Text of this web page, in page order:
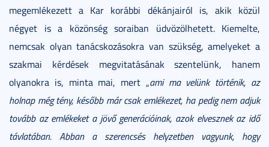
megemlékezett a Kar korábbi dékánjairól is, akik közül
négyet is a közönség soraiban üdvözölhetett. Kiemelte,
nemcsak olyan tanácskozásokra van szükség, amelyeket a
szakmai kérdések megvitatásának szentelünk, hanem
olyanokra is, minta mai, mert „ami ma velünk történik, az
holnap még tény, később már csak emlékezet, ha pedig nem adjuk
tovább az emlékeket a jövő generációinak, azok elvesznek az idő
távlatában. Abban a szerencsés helyzetben vagyunk, hogy